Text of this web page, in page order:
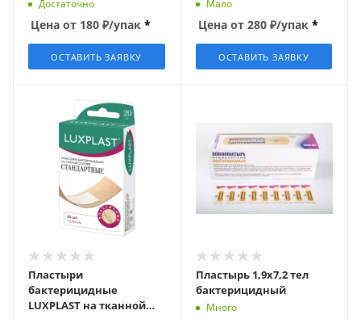
детские (20шт/уп.)
Достаточно
Цена от 180 ₽/упак *
ОСТАВИТЬ ЗАЯВКУ
Мало
Цена от 280₽/упак *
ОСТАВИТЬ ЗАЯВКУ
Пластыри
бактерицидные
LUXPLAST на тканной
Пластырь 1,9х7,2 тел
бактерицидный
Много